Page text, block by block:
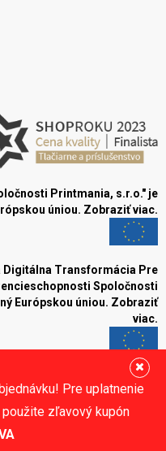
Pre uplatnenie
zľavový kupón
Printmania, s.r.o." je
úniou. Zobraziť viac.
Digitálna Transformácia Pre
Spoločnosti
Európskou úniou. Zobraziť
viac.
tvorba eshopu